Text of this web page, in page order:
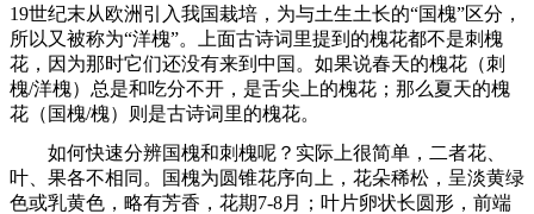
19世纪末从欧洲引入我国栽培，为与土生土长的“国槐”区分，
所以又被称为“洋槐”。上面古诗词里提到的槐花都不是刺槐
花，因为那时它们还没有来到中国。如果说春天的槐花（刺
槐/洋槐）总是和吃分不开，是舌尖上的槐花；那么夏天的槐
花（国槐/槐）则是古诗词里的槐花。
如何快速分辨国槐和刺槐呢？实际上很简单，二者花、
叶、果各不相同。国槐为圆锥花序向上，花朵稀松，呈淡黄绿
色或乳黄色，略有芳香，花期7-8月；叶片卵状长圆形，前端